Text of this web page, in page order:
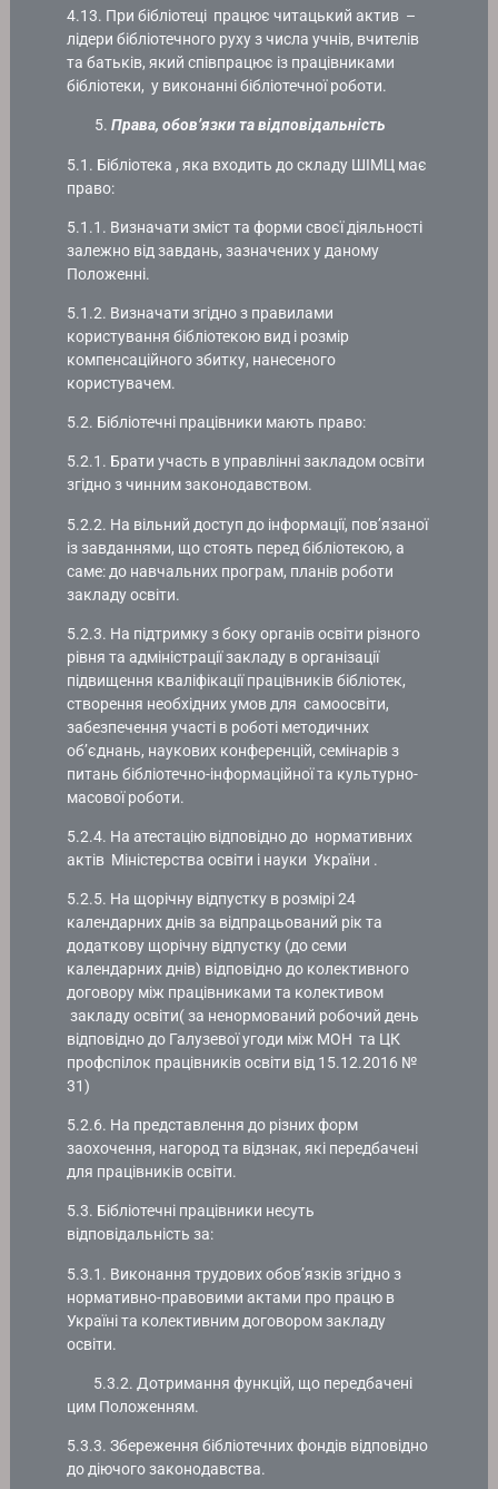
4.13. При бібліотеці працює читацький актив –
лідери бібліотечного руху з числа учнів, вчителів
та батьків, який співпрацює із працівниками
бібліотеки, у виконанні бібліотечної роботи.
Права, обов’язки та відповідальність
5.1. Бібліотека , яка входить до складу ШІМЦ має
право:
5.1.1. Визначати зміст та форми своєї діяльності
залежно від завдань, зазначених у даному
Положенні.
5.1.2. Визначати згідно з правилами
користування бібліотекою вид і розмір
компенсаційного збитку, нанесеного
користувачем.
5.2. Бібліотечні працівники мають право:
5.2.1. Брати участь в управлінні закладом освіти
згідно з чинним законодавством.
5.2.2. На вільний доступ до інформації, пов’язаної
із завданнями, що стоять перед бібліотекою, а
саме: до навчальних програм, планів роботи
закладу освіти.
5.2.3. На підтримку з боку органів освіти різного
рівня та адміністрації закладу в організації
підвищення кваліфікації працівників бібліотек,
створення необхідних умов для самоосвіти,
забезпечення участі в роботі методичних
об’єднань, наукових конференцій, семінарів з
питань бібліотечно-інформаційної та культурно-
масової роботи.
5.2.4. На атестацію відповідно до нормативних
актів Міністерства освіти і науки України .
5.2.5. На щорічну відпустку в розмірі 24
календарних днів за відпрацьований рік та
додаткову щорічну відпустку (до семи
календарних днів) відповідно до колективного
договору між працівниками та колективом
закладу освіти( за ненормований робочий день
відповідно до Галузевої угоди між МОН та ЦК
профспілок працівників освіти від 15.12.2016 №
31)
5.2.6. На представлення до різних форм
заохочення, нагород та відзнак, які передбачені
для працівників освіти.
5.3. Бібліотечні працівники несуть
відповідальність за:
5.3.1. Виконання трудових обов’язків згідно з
нормативно-правовими актами про працю в
Україні та колективним договором закладу
освіти.
5.3.2. Дотримання функцій, що передбачені
цим Положенням.
5.3.3. Збереження бібліотечних фондів відповідно
до діючого законодавства.